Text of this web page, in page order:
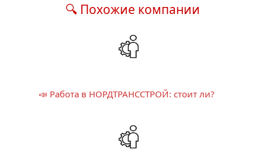
🔍 Похожие компании
📣 Работа в НОРДТРАНССТРОЙ: стоит ли?